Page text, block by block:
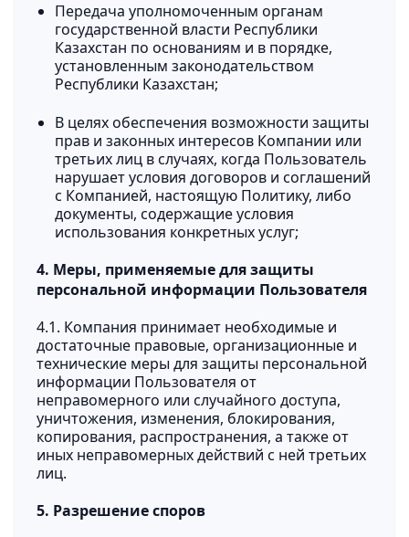
Передача уполномоченным органам
государственной власти Республики
Казахстан по основаниям и в порядке,
установленным законодательством
Республики Казахстан;
В целях обеспечения возможности защиты
прав и законных интересов Компании или
третьих лиц в случаях, когда Пользователь
нарушает условия договоров и соглашений
с Компанией, настоящую Политику, либо
документы, содержащие условия
использования конкретных услуг;
4. Меры, применяемые для защиты
персональной информации Пользователя
4.1. Компания принимает необходимые и
достаточные правовые, организационные и
технические меры для защиты персональной
информации Пользователя от
неправомерного или случайного доступа,
уничтожения, изменения, блокирования,
копирования, распространения, а также от
иных неправомерных действий с ней третьих
лиц.
5. Разрешение споров